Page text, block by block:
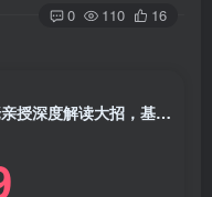
0 110 16
（18384期）别再盲目剪片了！大佬亲授深度解读大招，基础进阶双向发力，一条过精选拿独家